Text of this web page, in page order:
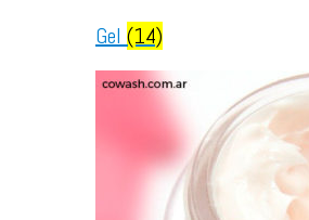
Gel (14)